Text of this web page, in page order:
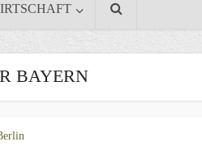
BAYERN